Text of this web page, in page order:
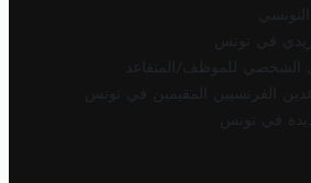
في تونس
الشخصي للموظف/المتقاعد
الفرنسيين المقيمين في تونس
في تونس